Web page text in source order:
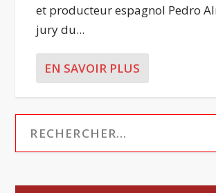
et producteur espagnol Pedro
jury du...
EN SAVOIR PLUS